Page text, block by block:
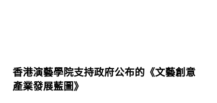
香港演藝學院支持政府公布的《文藝創意
產業發展藍圖》